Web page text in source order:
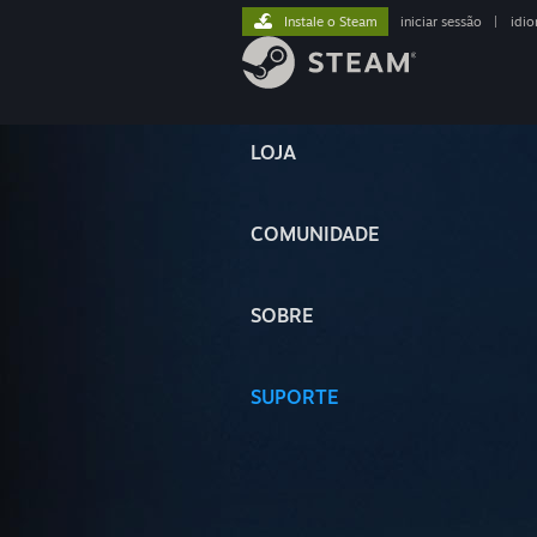
LOJA
COMUNIDADE
SOBRE
SUPORTE
Instale o Steam iniciar sessão